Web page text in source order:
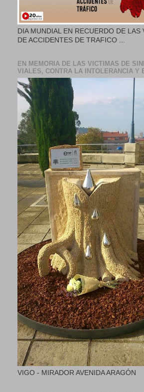
DIA MUNDIAL EN RECUERDO DE LAS
DE ACCIDENTES DE TRAFICO ...
EN MEMORIA DE LAS VICTIMAS DE
VIALES, CONTRA LA INTOLERANCIA Y
VIGO - MIRADOR AVENIDA ARAGÓN